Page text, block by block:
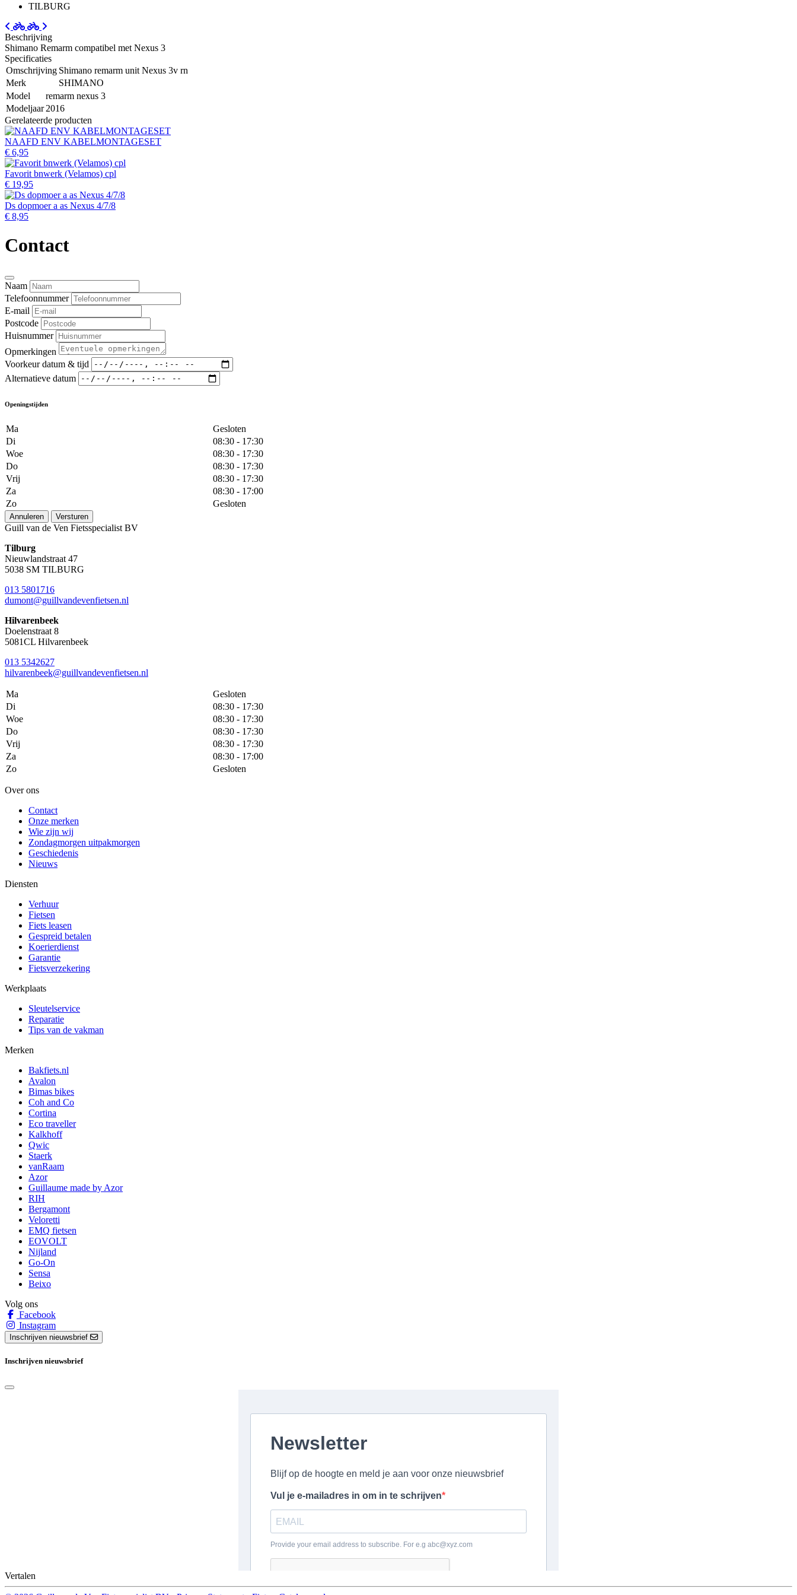
TILBURG
Beschrijving
Shimano Remarm compatibel met Nexus 3
Specificaties
Omschrijving Shimano remarm unit Nexus 3v rn
Merk
SHIMANO
Model
remarm nexus 3
Modeljaar 2016
Gerelateerde producten
NAAFD ENV KABELMONTAGESET
€ 6,95
Favorit bnwerk (Velamos) cpl
€ 19,95
Ds dopmoer a as Nexus 4/7/8
€ 8,95
Contact
Naam
Telefoonnummer
E-mail
Postcode
Huisnummer
Opmerkingen
Voorkeur datum & tijd
Alternatieve datum
Openingstijden
Ma
Gesloten
Di
08:30 - 17:30
Woe
08:30 - 17:30
Do
08:30 - 17:30
Vrij
08:30 - 17:30
Za
08:30 - 17:00
Zo
Gesloten
Annuleren Versturen
Guill van de Ven Fietsspecialist BV
Tilburg
Nieuwlandstraat 47
5038 SM TILBURG
013 5801716
dumont@guillvandevenfietsen.nl
Hilvarenbeek
Doelenstraat 8
5081CL Hilvarenbeek
013 5342627
hilvarenbeek@guillvandevenfietsen.nl
Ma
Gesloten
Di
08:30 - 17:30
Woe
08:30 - 17:30
Do
08:30 - 17:30
Vrij
08:30 - 17:30
Za
08:30 - 17:00
Zo
Gesloten
Over ons
Contact
Onze merken
Wie zijn wij
Zondagmorgen uitpakmorgen
Geschiedenis
Nieuws
Diensten
Verhuur
Fietsen
Fiets leasen
Gespreid betalen
Koerierdienst
Garantie
Fietsverzekering
Werkplaats
Sleutelservice
Reparatie
Tips van de vakman
Merken
Bakfiets.nl
Avalon
Bimas bikes
Coh and Co
Cortina
Eco traveller
Kalkhoff
Qwic
Staerk
vanRaam
Azor
Guillaume made by Azor
RIH
Bergamont
Veloretti
EMQ fietsen
EOVOLT
Nijland
Go-On
Sensa
Beixo
Volg ons
Facebook
Instagram
Inschrijven nieuwsbrief
Inschrijven nieuwsbrief
Vertalen